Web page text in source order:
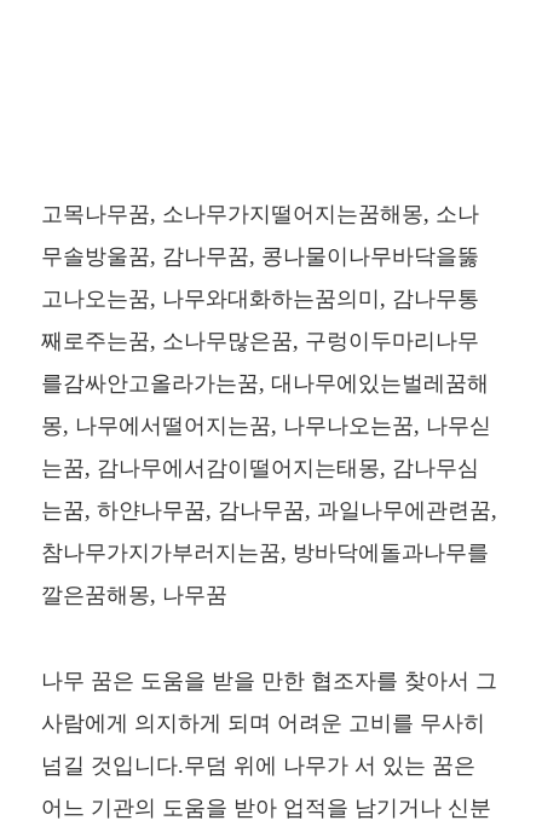
고목나무꿈, 소나무가지떨어지는꿈해몽, 소나
무솔방울꿈, 감나무꿈, 콩나물이나무바닥을뚫
고나오는꿈, 나무와대화하는꿈의미, 감나무통
째로주는꿈, 소나무많은꿈, 구렁이두마리나무
를감싸안고올라가는꿈, 대나무에있는벌레꿈해
몽, 나무에서떨어지는꿈, 나무나오는꿈, 나무싣
는꿈, 감나무에서감이떨어지는태몽, 감나무심
는꿈, 하얀나무꿈, 감나무꿈, 과일나무에관련꿈,
참나무가지가부러지는꿈, 방바닥에돌과나무를
깔은꿈해몽, 나무꿈
나무 꿈은 도움을 받을 만한 협조자를 찾아서 그
사람에게 의지하게 되며 어려운 고비를 무사히
넘길 것입니다.무덤 위에 나무가 서 있는 꿈은
어느 기관의 도움을 받아 업적을 남기거나 신분